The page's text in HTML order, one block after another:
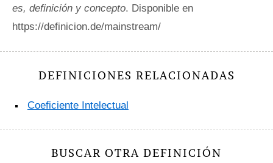
es, definición y concepto. Disponible en
https://definicion.de/mainstream/
DEFINICIONES RELACIONADAS
Coeficiente Intelectual
BUSCAR OTRA DEFINICIÓN